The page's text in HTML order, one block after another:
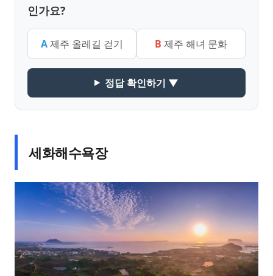
인가요?
A제주 올레길 걷기 B 제주 해녀 문화
정답 확인하기 ▼
세화해수욕장